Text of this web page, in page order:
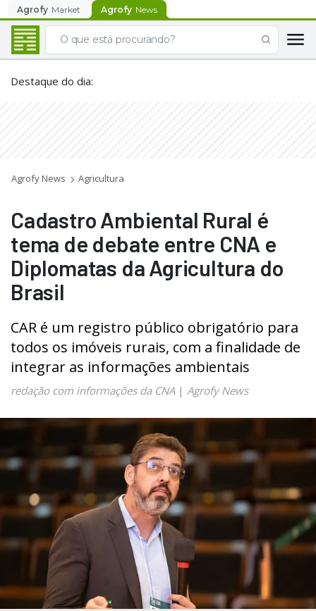
Agrofy Market Agrofy News
Destaque do dia:
Agrofy News Agricultura
Cadastro Ambiental Rural é
tema de debate entre CNA e
Diplomatas da Agricultura do
Brasil
CAR é um registro público obrigatório para
todos os imóveis rurais, com a finalidade de
integrar as informações ambientais
redação com informações da CNA| Agrofy News